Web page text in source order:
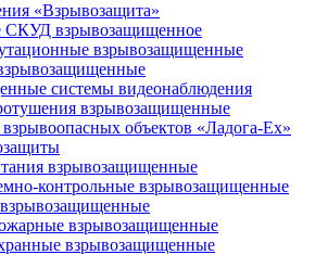
«Взрывозащита»
СКУД взрывозащищенное
взрывозащищенные
системы видеонаблюдения
взрывозащищенные
объектов «Ладога-Ex»
взрывозащищенные
контрольные взрывозащищенные
взрывозащищенные
взрывозащищенные